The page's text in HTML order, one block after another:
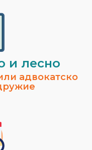
и лесно
адвокатско